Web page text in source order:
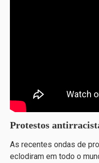
Protestos
As recentes ondas de
eclodiram em todo o